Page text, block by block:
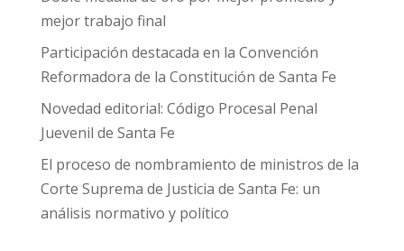
mejor trabajo final
Participación destacada en la Convención
Reformadora de la Constitución de Santa Fe
Novedad editorial: Código Procesal Penal
Juevenil de Santa Fe
El proceso de nombramiento de ministros de la
Corte Suprema de Justicia de Santa Fe: un
análisis normativo y político